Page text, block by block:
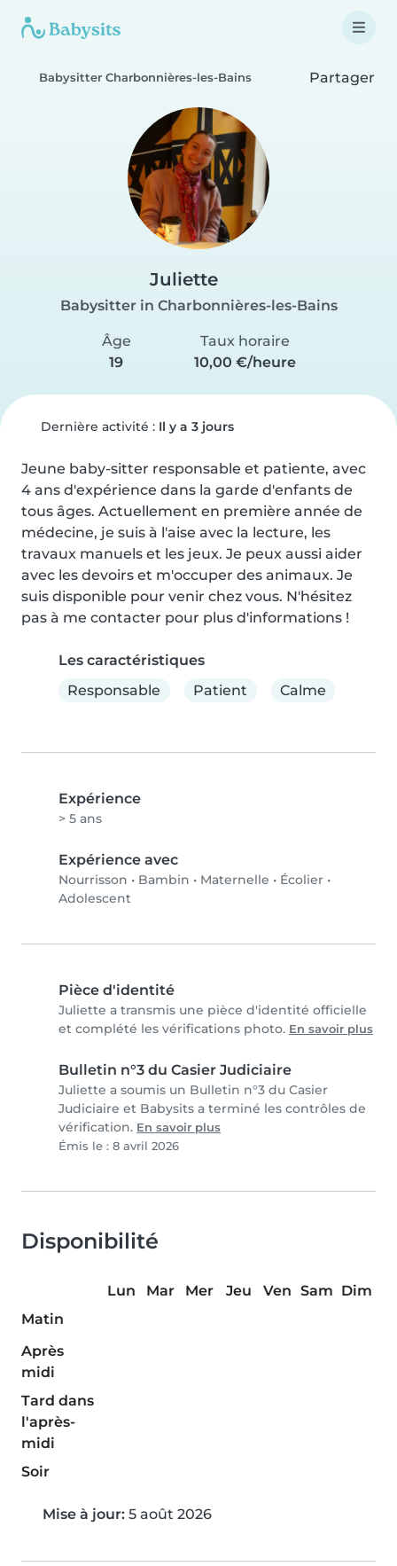
Babysitter Charbonnières-les-Bains Partager
Juliette
Babysitter in Charbonnières-les-Bains
Âge
19
Taux horaire
10,00 €/heure
Dernière activité : Il y a 3 jours
Jeune baby-sitter responsable et patiente, avec
4 ans d'expérience dans la garde d'enfants de
tous âges. Actuellement en première année de
médecine, je suis à l'aise avec la lecture, les
travaux manuels et les jeux. Je peux aussi aider
avec les devoirs et m'occuper des animaux. Je
suis disponible pour venir chez vous. N'hésitez
pas à me contacter pour plus d'informations !
Les caractéristiques
Responsable
Patient Calme
Expérience
> 5 ans
Expérience avec
Nourrisson • Bambin • Maternelle • Écolier •
Adolescent
Pièce d'identité
Juliette a transmis une pièce d'identité officielle
et complété les vérifications photo. En savoir plus
Bulletin n°3 du Casier Judiciaire
Juliette a soumis un Bulletin n°3 du Casier
Judiciaire et Babysits a terminé les contrôles de
vérification. En savoir plus
Émis le : 8 avril 2026
Disponibilité
Lun Mar Mer Jeu Ven Sam Dim
Matin
Après
midi
Tard dans
l'après-
midi
Soir
Mise à jour: 5 août 2026